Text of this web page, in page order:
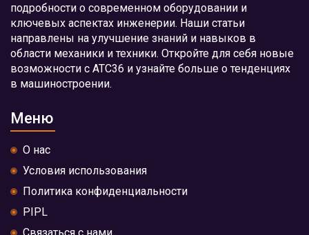
подробности о современном оборудовании и
ключевых аспектах инженерии. Наши статьи
направлены на улучшение знаний и навыков в
области механики и техники. Откройте для себя новые
возможности с АТС36 и узнайте больше о тенденциях
в машиностроении.
Меню
О нас
Условия использования
Политика конфиденциальности
PIPL